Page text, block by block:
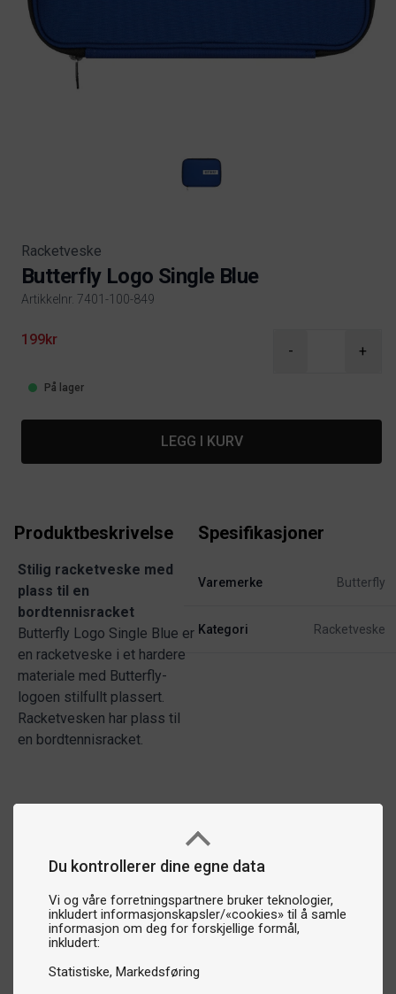
Du kontrollerer dine egne data
Vi og våre forretningspartnere bruker teknologier,
inkludert informasjonskapsler/«cookies» til å samle
informasjon om deg for forskjellige formål,
inkludert:
Statistiske Markedsføring
Racketveske
Butterfly Logo Single Blue
Artikkelnr. 7401-100-849
Product information
199kr
- +
På lager
LEGG I KURV
Produktbeskrivelse
Stilig racketveske med
plass til en
bordtennisracket
Butterfly Logo Single Blue er
en racketveske i et hardere
materiale med Butterfly-
logoen stilfullt plassert.
Racketvesken har plass til
en bordtennisracket.
Spesifikasjoner
Varemerke Butterfly
Kategori Racketveske